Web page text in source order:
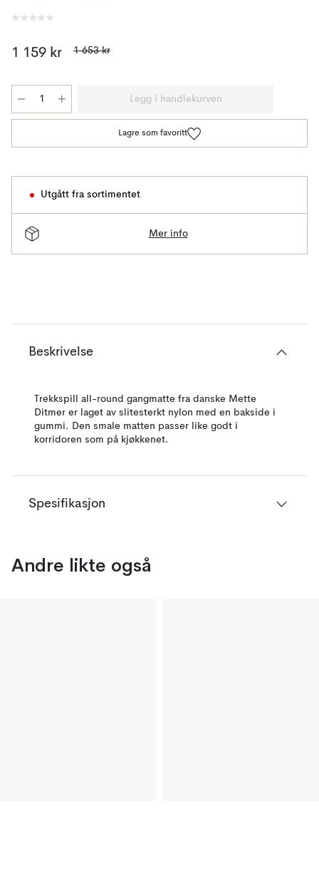
1 159 kr 1 653 kr
Legg i handlekurven
Lagre som favoritt
Utgått fra sortimentet
Mer info
Beskrivelse
Trekkspill all-round gangmatte fra danske Mette
Ditmer er laget av slitesterkt nylon med en bakside i
gummi. Den smale matten passer like godt i
korridoren som på kjøkkenet.
Spesifikasjon
Andre likte også